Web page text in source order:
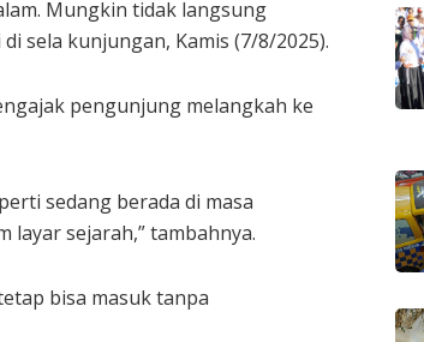
Mungkin tidak langsung
sela kunjungan, Kamis (7/8/2025).
pengunjung melangkah ke
sedang berada di masa
layar sejarah,” tambahnya.
bisa masuk tanpa